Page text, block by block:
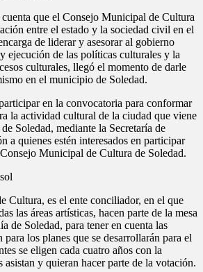
que el Consejo Municipal de Cultura
entre el estado y la sociedad civil en el
de liderar y asesorar al gobierno
ejecución de las políticas culturales y la
culturales, llegó el momento de darle
en el municipio de Soledad.
en la convocatoria para conformar
la actividad cultural de la ciudad que viene
Soledad, mediante la Secretaría de
a quienes estén interesados en participar
Municipal de Cultura de Soledad.
Cultura, es el ente conciliador, en el que
las áreas artísticas, hacen parte de la mesa
de Soledad, para tener en cuenta las
para los planes que se desarrollarán para el
se eligen cada cuatro años con la
asistan y quieran hacer parte de la votación.